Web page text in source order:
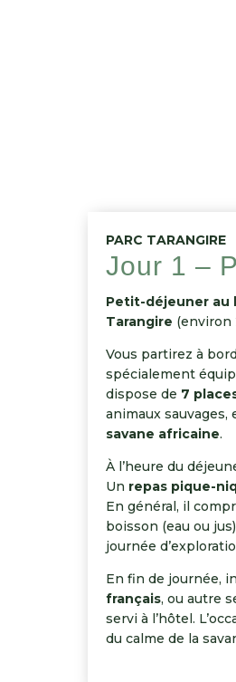
PARC TARANGIRE
Jour 1 –
Petit-déjeuner au
Tarangire (environ
Vous partirez à
spécialement
dispose de 7
animaux
savane africaine.
À l’heure du
Un repas pique-
En général, il
boisson (eau ou
journée
En fin de journée,
français, ou autre
servi à l’hôtel.
du calme de la